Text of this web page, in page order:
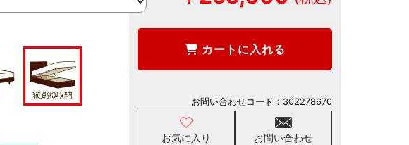
カートに入れる
お気に入り お問い合わせ
お問い合わせコード： 302278670